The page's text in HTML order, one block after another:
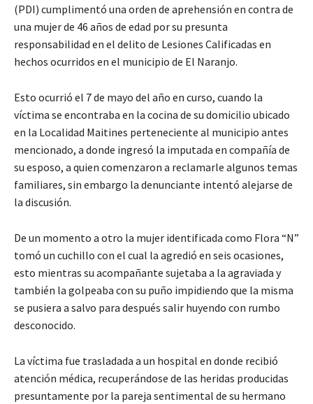
(PDI) cumplimentó una orden de aprehensión en contra de
una mujer de 46 años de edad por su presunta
responsabilidad en el delito de Lesiones Calificadas en
hechos ocurridos en el municipio de El Naranjo.
Esto ocurrió el 7 de mayo del año en curso, cuando la
víctima se encontraba en la cocina de su domicilio ubicado
en la Localidad Maitines perteneciente al municipio antes
mencionado, a donde ingresó la imputada en compañía de
su esposo, a quien comenzaron a reclamarle algunos temas
familiares, sin embargo la denunciante intentó alejarse de
la discusión.
De un momento a otro la mujer identificada como Flora “N”
tomó un cuchillo con el cual la agredió en seis ocasiones,
esto mientras su acompañante sujetaba a la agraviada y
también la golpeaba con su puño impidiendo que la misma
se pusiera a salvo para después salir huyendo con rumbo
desconocido.
La víctima fue trasladada a un hospital en donde recibió
atención médica, recuperándose de las heridas producidas
presuntamente por la pareja sentimental de su hermano